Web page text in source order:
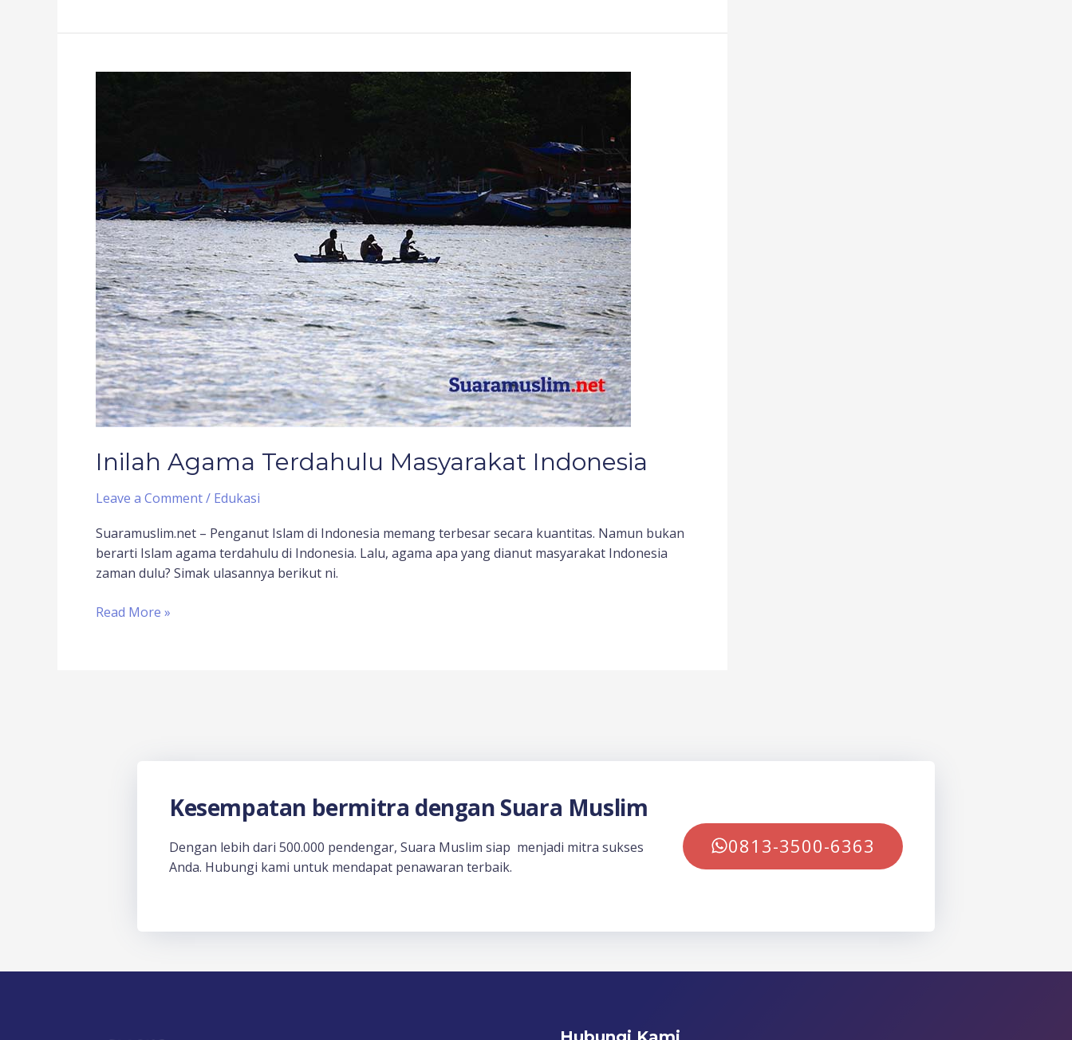
Inilah Agama Terdahulu Masyarakat Indonesia
Leave a Comment/ Edukasi
Suaramuslim.net – Penganut Islam di Indonesia memang terbesar secara kuantitas. Namun bukan
berarti Islam agama terdahulu di Indonesia. Lalu, agama apa yang dianut masyarakat Indonesia
zaman dulu? Simak ulasannya berikut ni.
Indonesia
Read More »
Kesempatan bermitra dengan Suara Muslim
Dengan lebih dari 500.000 pendengar, Suara Muslim siap menjadi mitra sukses
Anda. Hubungi kami untuk mendapat penawaran terbaik.
0813-3500-6363